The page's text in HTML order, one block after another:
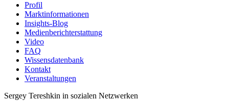
Profil
Marktinformationen
Insights-Blog
Medienberichterstattung
Video
FAQ
Wissensdatenbank
Kontakt
Veranstaltungen
Sergey Tereshkin in sozialen Netzwerken